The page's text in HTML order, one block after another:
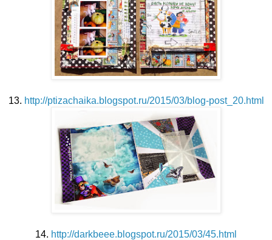
13. http://ptizachaika.blogspot.ru/2015/03/blog-post_20.html
14. http://darkbeee.blogspot.ru/2015/03/45.html